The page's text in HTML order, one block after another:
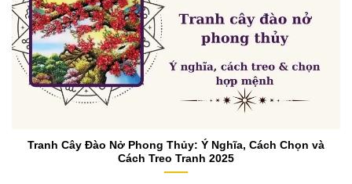
Tranh Cây Đào Nở Phong Thủy: Ý Nghĩa, Cách Chọn và
Cách Treo Tranh 2025